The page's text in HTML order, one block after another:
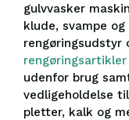
gulvvasker
klude, svampe
rengøringsudstyr
udenfor brug
vedligeholdelse
pletter, kalk og